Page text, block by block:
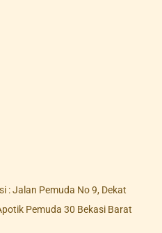
: Jalan Pemuda No 9, Dekat
Pemuda 30 Bekasi Barat